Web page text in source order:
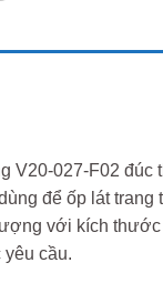
V20-027-F02 đúc
để ốp lát trang
với kích thước
yêu cầu.